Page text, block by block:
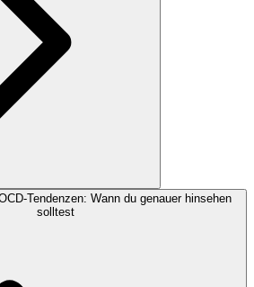
Tendenzen: Wann du genauer hinsehen
solltest